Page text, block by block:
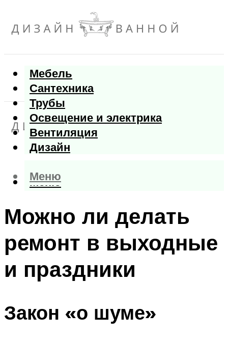
Мебель
Сантехника
Трубы
Освещение и электрика
Вентиляция
Дизайн
Меню
Меню
Можно ли делать
ремонт в выходные
и праздники
Закон «о шуме»